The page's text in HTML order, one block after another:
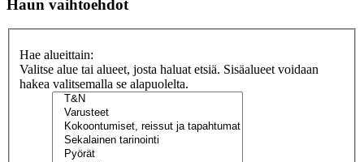
Haun vaihtoehdot
Hae alueittain:
Valitse alue tai alueet, josta haluat etsiä. Sisäalueet voidaan
hakea valitsemalla se alapuolelta.